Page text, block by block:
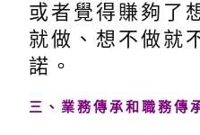
或者覺得賺夠了
就做、想不做就
諾。
三、業務傳承和職務傳